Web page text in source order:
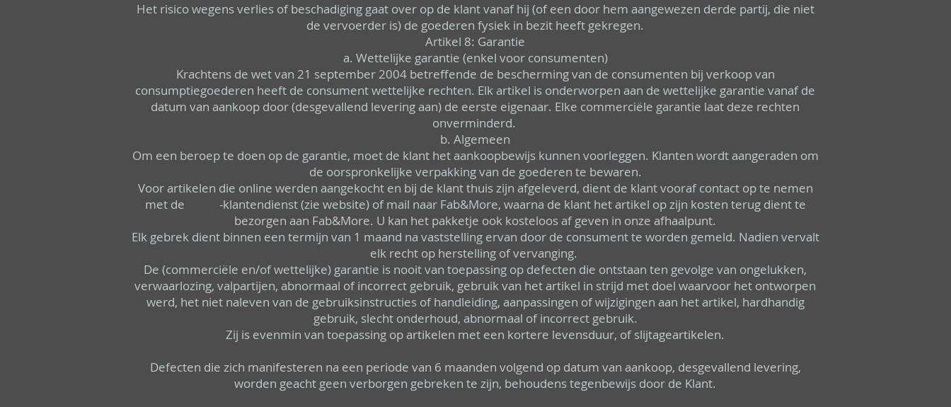
Het risico wegens verlies of beschadiging gaat over op de klant vanaf hij (of een door hem aangewezen derde partij, die niet
de vervoerder is) de goederen fysiek in bezit heeft gekregen.
Artikel 8: Garantie
a. Wettelijke garantie (enkel voor consumenten)
Krachtens de wet van 21 september 2004 betreffende de bescherming van de consumenten bij verkoop van
consumptiegoederen heeft de consument wettelijke rechten. Elk artikel is onderworpen aan de wettelijke garantie vanaf de
datum van aankoop door (desgevallend levering aan) de eerste eigenaar. Elke commerciële garantie laat deze rechten
onverminderd.
b. Algemeen
Om een beroep te doen op de garantie, moet de klant het aankoopbewijs kunnen voorleggen. Klanten wordt aangeraden om
de oorspronkelijke verpakking van de goederen te bewaren.
Voor artikelen die online werden aangekocht en bij de klant thuis zijn afgeleverd, dient de klant vooraf contact op te nemen
met de -klantendienst (zie website) of mail naar Fab&More, waarna de klant het artikel op zijn kosten terug dient te
bezorgen aan Fab&More. U kan het pakketje ook kosteloos af geven in onze afhaalpunt.
Elk gebrek dient binnen een termijn van 1 maand na vaststelling ervan door de consument te worden gemeld. Nadien vervalt
elk recht op herstelling of vervanging.
De (commerciële en/of wettelijke) garantie is nooit van toepassing op defecten die ontstaan ten gevolge van ongelukken,
verwaarlozing, valpartijen, abnormaal of incorrect gebruik, gebruik van het artikel in strijd met doel waarvoor het ontworpen
werd, het niet naleven van de gebruiksinstructies of handleiding, aanpassingen of wijzigingen aan het artikel, hardhandig
gebruik, slecht onderhoud, abnormaal of incorrect gebruik.
Zij is evenmin van toepassing op artikelen met een kortere levensduur, of slijtageartikelen.
Defecten die zich manifesteren na een periode van 6 maanden volgend op datum van aankoop, desgevallend levering,
worden geacht geen verborgen gebreken te zijn, behoudens tegenbewijs door de Klant.